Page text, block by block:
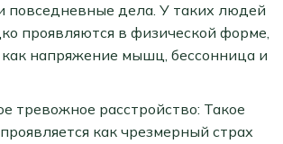
повседневные дела. У таких людей
проявляются в физической форме,
напряжение мышц, бессонница и
тревожное расстройство: Такое
как чрезмерный страх